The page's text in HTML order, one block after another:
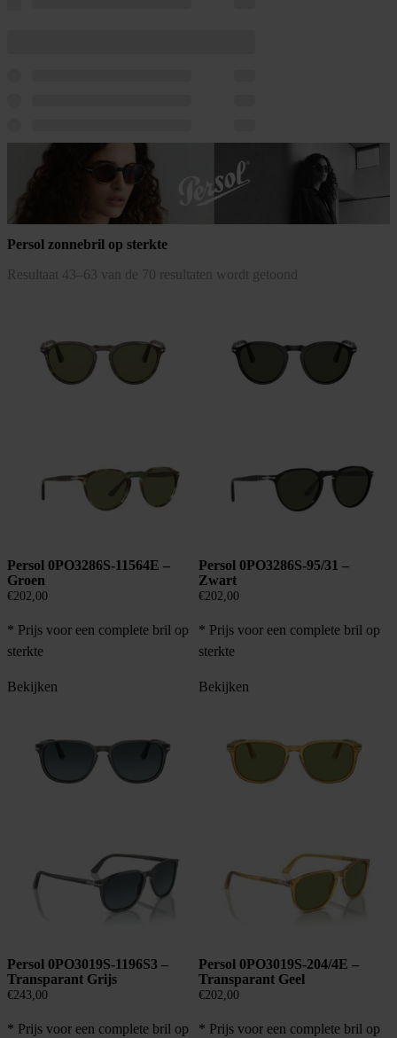
Persol zonnebril op sterkte
Resultaat 43–63 van de 70 resultaten wordt getoond
Persol 0PO3286S-11564E –
Groen
€202,00
* Prijs voor een complete bril op
sterkte
Bekijken
Persol 0PO3286S-95/31 –
Zwart
€202,00
* Prijs voor een complete bril op
sterkte
Bekijken
Persol 0PO3019S-1196S3 –
Transparant Grijs
€243,00
* Prijs voor een complete bril op
Persol 0PO3019S-204/4E –
Transparant Geel
€202,00
* Prijs voor een complete bril op